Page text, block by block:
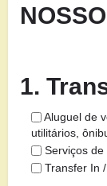
1.
Aluguel de
utilitários,
Serviços
Transfer In